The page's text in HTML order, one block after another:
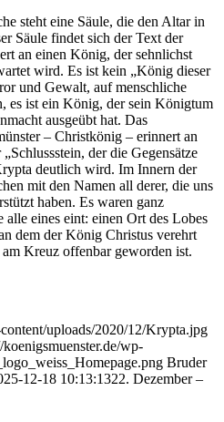
steht eine Säule, die den Altar in
Säule findet sich der Text der
an einen König, der sehnlichst
wird. Es ist kein „König dieser
und Gewalt, auf menschliche
es ist ein König, der sein Königtum
ausgeübt hat. Das
– Christkönig – erinnert an
der die Gegensätze
deutlich wird. Im Innern der
mit den Namen all derer, die uns
haben. Es waren ganz
eines eint: einen Ort des Lobes
dem der König Christus verehrt
Kreuz offenbar geworden ist.
uploads/2020/12/Krypta.jpg
koenigsmuenster.de/wp-
Bruder
12-18 10:13:1322. Dezember –